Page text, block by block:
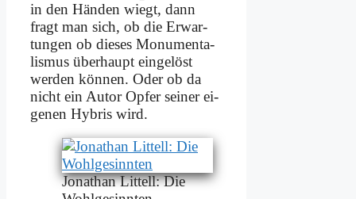
in den Hän­den wiegt, dann
fragt man sich, ob die Er­war­
tun­gen ob die­ses Mo­nu­men­ta­
lis­mus über­haupt ein­ge­löst
wer­den kön­nen. Oder ob da
nicht ein Au­tor Op­fer sei­ner ei­
ge­nen Hy­bris wird.
Jo­na­than Lit­tell: Die